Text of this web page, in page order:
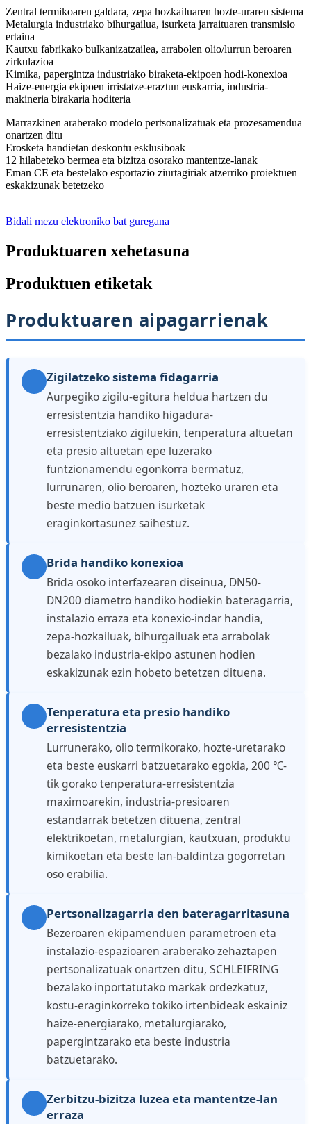
Zentral termikoaren galdara, zepa hozkailuaren hozte-uraren sistema
Metalurgia industriako bihurgailua, isurketa jarraituaren transmisio
ertaina
Kautxu fabrikako bulkanizatzailea, arrabolen olio/lurrun beroaren
zirkulazioa
Kimika, papergintza industriako biraketa-ekipoen hodi-konexioa
Haize-energia ekipoen irristatze-eraztun euskarria, industria-
makineria birakaria hoditeria
Marrazkinen araberako modelo pertsonalizatuak eta prozesamendua
onartzen ditu
Erosketa handietan deskontu esklusiboak
12 hilabeteko bermea eta bizitza osorako mantentze-lanak
Eman CE eta bestelako esportazio ziurtagiriak atzerriko proiektuen
eskakizunak betetzeko
Bidali mezu elektroniko bat guregana
Produktuaren xehetasuna
Produktuen etiketak
Produktuaren aipagarrienak
Zigilatzeko sistema fidagarria
Aurpegiko zigilu-egitura heldua hartzen du
erresistentzia handiko higadura-
erresistentziako zigiluekin, tenperatura altuetan
eta presio altuetan epe luzerako
funtzionamendu egonkorra bermatuz,
lurrunaren, olio beroaren, hozteko uraren eta
beste medio batzuen isurketak
eraginkortasunez saihestuz.
Brida handiko konexioa
Brida osoko interfazearen diseinua, DN50-
DN200 diametro handiko hodiekin bateragarria,
instalazio erraza eta konexio-indar handia,
zepa-hozkailuak, bihurgailuak eta arrabolak
bezalako industria-ekipo astunen hodien
eskakizunak ezin hobeto betetzen dituena.
Tenperatura eta presio handiko
erresistentzia
Lurrunerako, olio termikorako, hozte-uretarako
eta beste euskarri batzuetarako egokia, 200 ℃-
tik gorako tenperatura-erresistentzia
maximoarekin, industria-presioaren
estandarrak betetzen dituena, zentral
elektrikoetan, metalurgian, kautxuan, produktu
kimikoetan eta beste lan-baldintza gogorretan
oso erabilia.
Pertsonalizagarria den bateragarritasuna
Bezeroaren ekipamenduen parametroen eta
instalazio-espazioaren araberako zehaztapen
pertsonalizatuak onartzen ditu, SCHLEIFRING
bezalako inportatutako markak ordezkatuz,
kostu-eraginkorreko tokiko irtenbideak eskainiz
haize-energiarako, metalurgiarako,
papergintzarako eta beste industria
batzuetarako.
Zerbitzu-bizitza luzea eta mantentze-lan
erraza